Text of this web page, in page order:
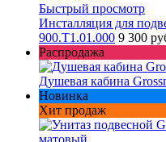
Быстрый просмотр
Инсталляция для
900.T1.01.000 9 300
Распродажа
Душевая кабина
Новинка
Хит продаж